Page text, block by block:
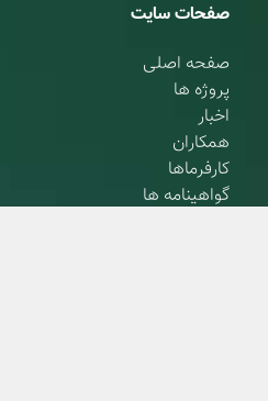
صفحات سایت
صفحه اصلی
پروژه ها
اخبار
همکاران
کارفرماها
گواهینامه ها